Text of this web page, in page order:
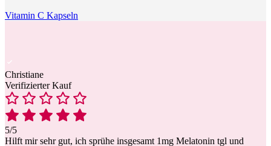
Vitamin C Kapseln
Christiane
Verifizierter Kauf
5/5
Hilft mir sehr gut, ich sprühe insgesamt 1mg Melatonin tgl und